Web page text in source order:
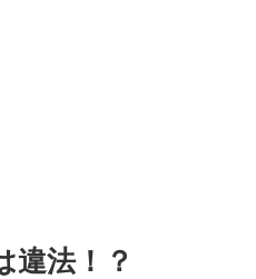
違法！？